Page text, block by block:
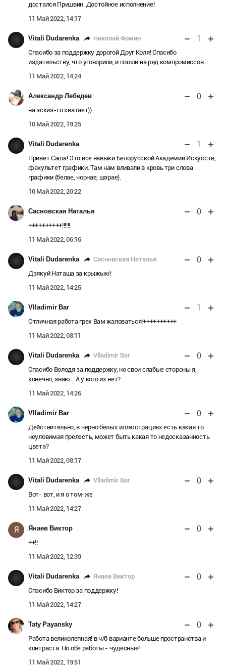
достался Пришвин. Достойное исполнение!
11 Май 2022, 14:17
Vitali Dudarenka Николай Фомин 1
Спасибо за поддержку дорогой Друг Коля! Спасибо
издательству, что уговорили, и пошли на ряд компромиссов...
11 Май 2022, 14:24
Александр Лебедев 0
на эскиз-то хватает))
10 Май 2022, 19:25
Vitali Dudarenka 1
Привет Саша! Это всё навыки Белорусской Академии Искусств,
факультет графики. Там нам вливали в кровь три слова
графики (белае, чорнае, шэрае).
10 Май 2022, 20:22
Сасновская Наталья 0
++++++++++!!!!!!
11 Май 2022, 06:16
Vitali Dudarenka Сасновская Наталья 0
Дзякуй Наташа за крыжыкі!
11 Май 2022, 14:25
Vlladimir Bar 1
Отличная работа грех Вам жаловаться!++++++++++
11 Май 2022, 08:11
Vitali Dudarenka Vlladimir Bar 0
Спасибо Володя за поддержку, но свои слабые стороны я,
конечно, знаю... А у кого их нет?
11 Май 2022, 14:26
Vlladimir Bar 0
Действительно, в черно белых иллюстрациях есть какая то
неуловимая прелесть, может быть какая то недосказанность
цвета?
11 Май 2022, 08:17
Vitali Dudarenka Vlladimir Bar 0
Вот- вот, и я о том-же
11 Май 2022, 14:27
Я Янаев Виктор 0
++!!
11 Май 2022, 12:39
Vitali Dudarenka Янаев Виктор 0
Спасибо Виктор за поддержку!
11 Май 2022, 14:27
Taty Payansky 0
Работа великолепная! в ч/б варианте больше пространства и
контраста. Но обе работы - чудесные!
11 Май 2022, 19:51